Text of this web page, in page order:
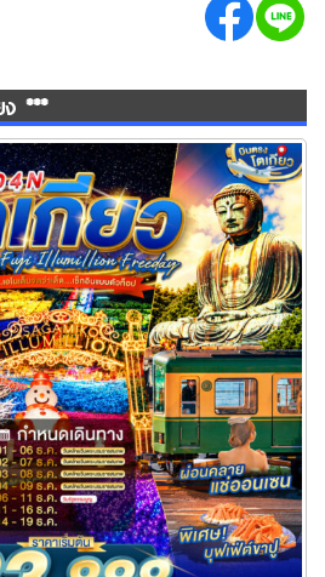
ง ***
เด็ด…เช็กอินแบบตัวท็อป 6 วัน 4 คืน